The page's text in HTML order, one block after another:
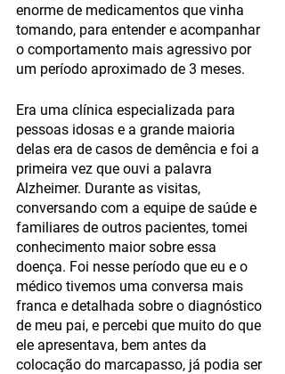
enorme de medicamentos que vinha
tomando, para entender e acompanhar
o comportamento mais agressivo por
um período aproximado de 3 meses.
Era uma clínica especializada para
pessoas idosas e a grande maioria
delas era de casos de demência e foi a
primeira vez que ouvi a palavra
Alzheimer. Durante as visitas,
conversando com a equipe de saúde e
familiares de outros pacientes, tomei
conhecimento maior sobre essa
doença. Foi nesse período que eu e o
médico tivemos uma conversa mais
franca e detalhada sobre o diagnóstico
de meu pai, e percebi que muito do que
ele apresentava, bem antes da
colocação do marcapasso, já podia ser